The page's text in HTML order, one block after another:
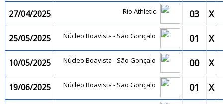
27/04/2025 Rio Athletic 03 X
25/05/2025 Núcleo Boavista - São Gonçalo 01 X
10/05/2025 Núcleo Boavista - São Gonçalo 00 X
19/06/2025 Núcleo Boavista - São Gonçalo 01 X